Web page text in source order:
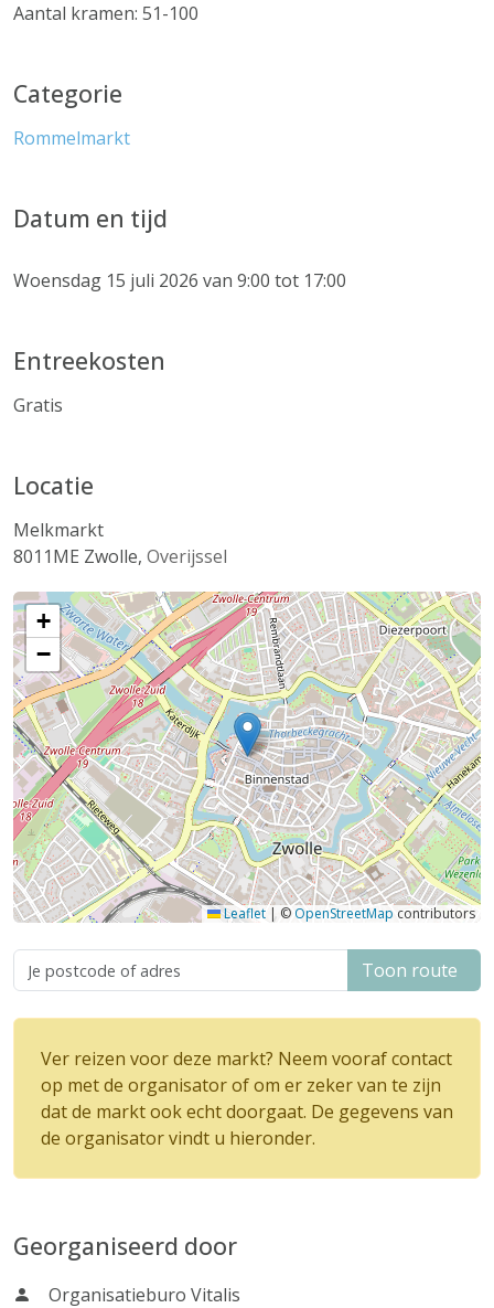
Aantal kramen: 51-100
Categorie
Rommelmarkt
Datum en tijd
Woensdag 15 juli 2026 van 9:00 tot 17:00
Entreekosten
Gratis
Locatie
Melkmarkt
8011ME Zwolle, Overijssel
+
−
Leaflet | © OpenStreetMap contributors
Toon route
Ver reizen voor deze markt? Neem vooraf contact
op met de organisator of om er zeker van te zijn
dat de markt ook echt doorgaat. De gegevens van
de organisator vindt u hieronder.
Georganiseerd door
Organisatieburo Vitalis